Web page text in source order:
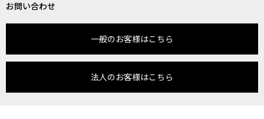
お問い合わせ
一般のお客様はこちら
法人のお客様はこちら